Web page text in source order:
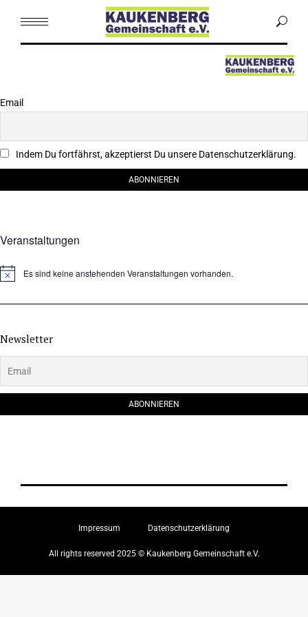
Email
Indem Du fortfährst, akzeptierst Du unsere Datenschutzerklärung.
Veranstaltungen
HinweisEs sind keine anstehenden Veranstaltungen vorhanden.
Newsletter
All rights reserved 2025 © Kaukenberg Gemeinschaft e.V.
Impressum Datenschutzerklärung